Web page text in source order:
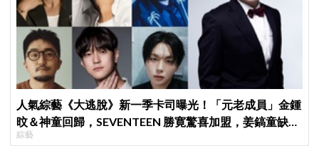
人氣綜藝《大逃脫》新一季卡司曝光！「元老成員」金鍾
旼＆神童回歸，SEVENTEEN 勝寛驚喜加盟，姜鎬童缺席
成最大焦點
綜藝